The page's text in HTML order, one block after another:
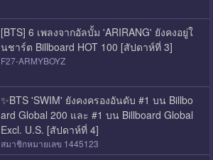
[BTS] 6 เพลงจากอัลบั้ม 'ARIRANG' ยังคงอยู่ใ
นชาร์ต Billboard HOT 100 [สัปดาห์ที่ 3]
F27-ARMYBOYZ
✨BTS 'SWIM' ยังคงครองอันดับ #1 บน Billbo
ard Global 200 และ #1 บน Billboard Global
Excl. U.S. [สัปดาห์ที่ 4]
สมาชิกหมายเลข 1445123